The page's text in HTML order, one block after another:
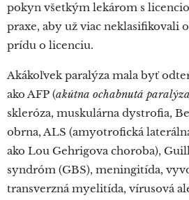
pokyn všetkým lekárom s
praxe, aby už viac neklasifikovali
prídu o licenciu.
Akákoľvek paralýza mala byť
ako AFP (akútna ochabnutá paralýza
skleróza, muskulárna dystrofia,
obrna, ALS (amyotrofická
ako Lou Gehrigova choroba),
syndróm (GBS), meningitída,
transverzná myelitída, vírusová